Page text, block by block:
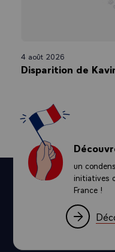
4 août 2026
Disparition de
un
initiatives
France !